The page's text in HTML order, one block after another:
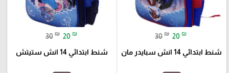
30 ₪ 20 ₪
شنط ابتدائي 14 انش سبايدر مان
30 ₪ 20 ₪
شنط ابتدائي 14 انش ستيتش